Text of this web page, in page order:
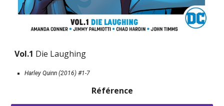
Vol.1 Die Laughing
Harley Quinn (2016) #1-7
Référence